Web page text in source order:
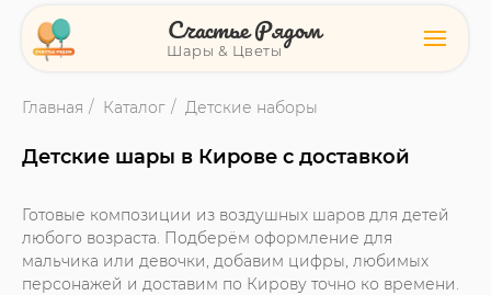
Счастье Рядом
Шары & Цветы
Главная / Каталог / Детские наборы
Детские шары в Кирове с доставкой
Готовые композиции из воздушных шаров для детей
любого возраста. Подберём оформление для
мальчика или девочки, добавим цифры, любимых
персонажей и доставим по Кирову точно ко времени.